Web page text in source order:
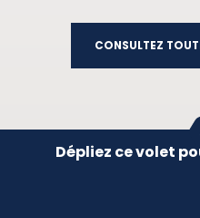
CONSULTEZ
Dépliez ce volet